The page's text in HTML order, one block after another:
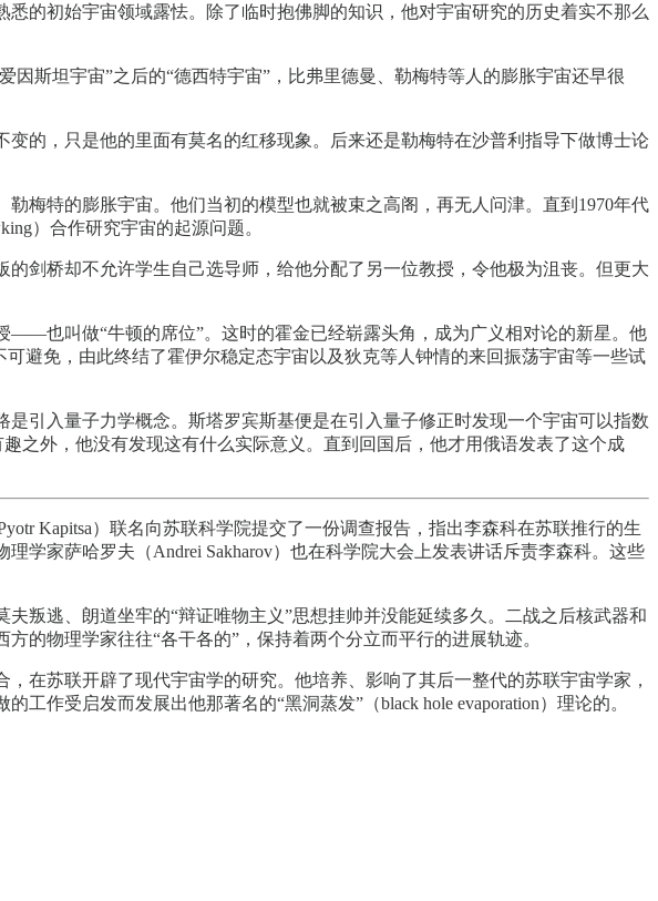
的初始宇宙领域露怯。除了临时抱佛脚的知识，他对宇宙研究的历史着实不那么
斯坦宇宙”之后的“德西特宇宙”，比弗里德曼、勒梅特等人的膨胀宇宙还早很
的，只是他的里面有莫名的红移现象。后来还是勒梅特在沙普利指导下做博士论
梅特的膨胀宇宙。他们当初的模型也就被束之高阁，再无人问津。直到1970年代
）合作研究宇宙的起源问题。
剑桥却不允许学生自己选导师，给他分配了另一位教授，令他极为沮丧。但更大
——也叫做“牛顿的席位”。这时的霍金已经崭露头角，成为广义相对论的新星。他
避免，由此终结了霍伊尔稳定态宇宙以及狄克等人钟情的来回振荡宇宙等一些试
引入量子力学概念。斯塔罗宾斯基便是在引入量子修正时发现一个宇宙可以指数
之外，他没有发现这有什么实际意义。直到回国后，他才用俄语发表了这个成
Kapitsa）联名向苏联科学院提交了一份调查报告，指出李森科在苏联推行的生
学家萨哈罗夫（Andrei Sakharov）也在科学院大会上发表讲话斥责李森科。这些
叛逃、朗道坐牢的“辩证唯物主义”思想挂帅并没能延续多久。二战之后核武器和
的物理学家往往“各干各的”，保持着两个分立而平行的进展轨迹。
在苏联开辟了现代宇宙学的研究。他培养、影响了其后一整代的苏联宇宙学家，
作受启发而发展出他那著名的“黑洞蒸发”（black hole evaporation）理论的。